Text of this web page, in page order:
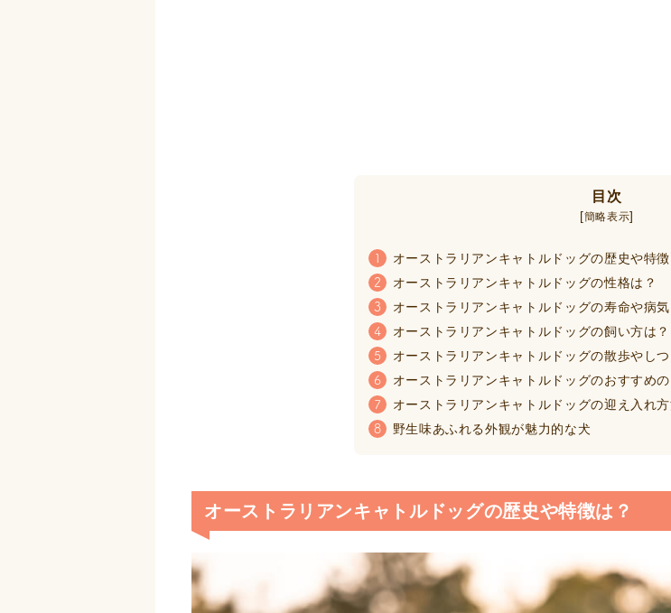
目次
[簡略表示]
1 オーストラリアンキャトルドッグの歴史や特徴
2 オーストラリアンキャトルドッグの性格は？
3 オーストラリアンキャトルドッグの寿命や病気
4 オーストラリアンキャトルドッグの飼い方は？
5 オーストラリアンキャトルドッグの散歩やしつ
6 オーストラリアンキャトルドッグのおすすめ
7 オーストラリアンキャトルドッグの迎え入れ方
8 野生味あふれる外観が魅力的な犬
オーストラリアンキャトルドッグの歴史や特徴は？